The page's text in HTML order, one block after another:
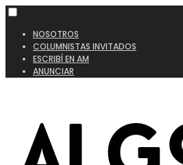
NOSOTROS
COLUMNISTAS INVITADOS
ESCRIBÍ EN AM
ANUNCIAR